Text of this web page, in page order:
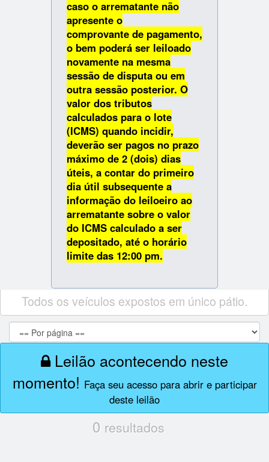
caso o arrematante não
apresente o
comprovante de pagamento,
o bem poderá ser leiloado
novamente na mesma
sessão de disputa ou em
outra sessão posterior. O
valor dos tributos
calculados para o lote
(ICMS) quando incidir,
deverão ser pagos no prazo
máximo de 2 (dois) dias
úteis, a contar do primeiro
dia útil subsequente a
informação do leiloeiro ao
arrematante sobre o valor
do ICMS calculado a ser
depositado, até o horário
limite das 12:00 pm.
Todos os veículos expostos em único pátio.
Leilão acontecendo neste
momento! Faça seu acesso para abrir e participar
deste leilão
0 resultados